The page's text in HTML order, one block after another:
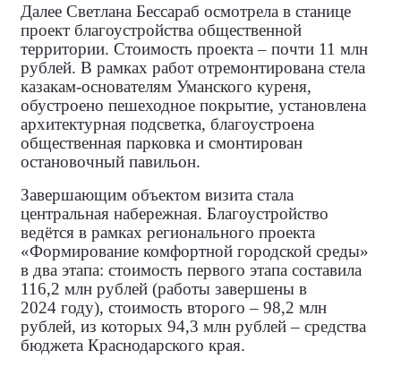
Далее Светлана Бессараб осмотрела в станице
проект благоустройства общественной
территории. Стоимость проекта – почти 11 млн
рублей. В рамках работ отремонтирована стела
казакам‑основателям Уманского куреня,
обустроено пешеходное покрытие, установлена
архитектурная подсветка, благоустроена
общественная парковка и смонтирован
остановочный павильон.
Завершающим объектом визита стала
центральная набережная. Благоустройство
ведётся в рамках регионального проекта
«Формирование комфортной городской среды»
в два этапа: стоимость первого этапа составила
116,2 млн рублей (работы завершены в
2024 году), стоимость второго – 98,2 млн
рублей, из которых 94,3 млн рублей – средства
бюджета Краснодарского края.